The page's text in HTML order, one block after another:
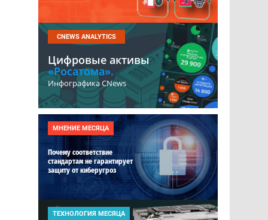
CNEWS ANALYTICS
Цифровые активы
«Росатома».
Инфографика CNews
МНЕНИЕ МЕСЯЦА
Почему соответствие
стандартам не гарантирует
защиту от киберугроз
ТЕХНОЛОГИЯ МЕСЯЦА